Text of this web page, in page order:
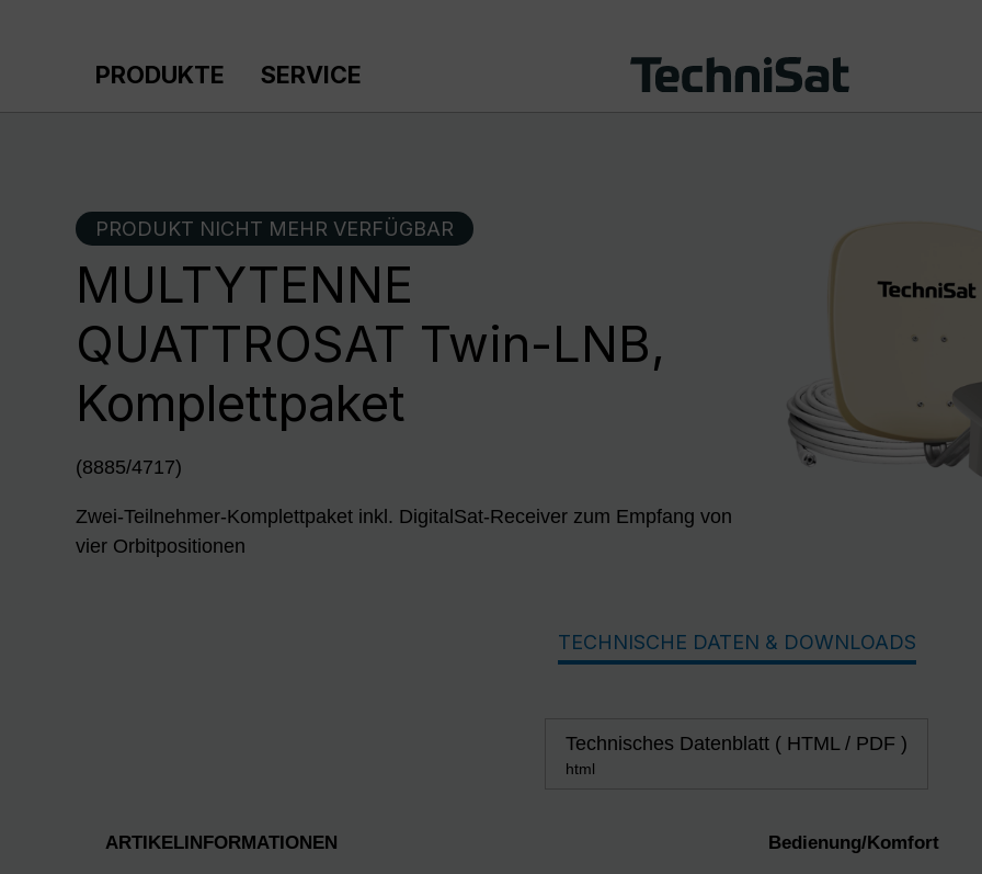
PRODUKTE SERVICE
PRODUKT NICHT MEHR VERFÜGBAR
MULTYTENNE
QUATTROSAT Twin-LNB,
Komplettpaket
(8885/4717)
Zwei-Teilnehmer-Komplettpaket inkl. DigitalSat-Receiver zum Empfang von
vier Orbitpositionen
TECHNISCHE DATEN & DOWNLOADS
Technisches Datenblatt ( HTML / PDF )
html
ARTIKELINFORMATIONEN Bedienung/Komfort